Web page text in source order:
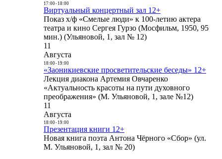
17:00- 18:00
Виртуальный концертный зал 12+
Показ х/ф «Смелые люди» к 100-летию актера
театра и кино Сергея Гурзо (Мосфильм, 1950, 95
мин.) (Ульяновой, 1, зал № 12)
11
Августа
18:00- 19:00
«Заоникиевские просветительские беседы» 12+
Лекция диакона Артемия Овчаренко
«Актуальность красоты на пути духовного
преображения» (М. Ульяновой, 1, зале №12)
11
Августа
18:00- 19:00
Презентация книги 12+
Новая книга поэта Антона Чёрного «Сбор» (ул.
М. Ульяновой, 1, зал № 20)